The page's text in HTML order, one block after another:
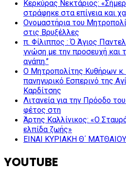
Κερκύρας Νεκτάριος:
στράφηκε στα επίγεια και
Ονομαστήρια του
στις Βρυξέλλες
π. Φίλιππος : Ό Άγιος
γνώση με την προσευχή και
αγάπη.”
Ο Μητροπολίτης Κυθήρων κ.
πανηγυρικό Εσπερινό της
Καρδίτσης
Λιτανεία για την Πρόοδο
φέτος στη
Άρτης Καλλίνικος: «Ο
ελπίδα ζωής»
ΕΙΝΑΙ ΚΥΡΙΑΚΗ Θ΄ ΜΑΤΘΑΙΟΥ
YOUTUBE